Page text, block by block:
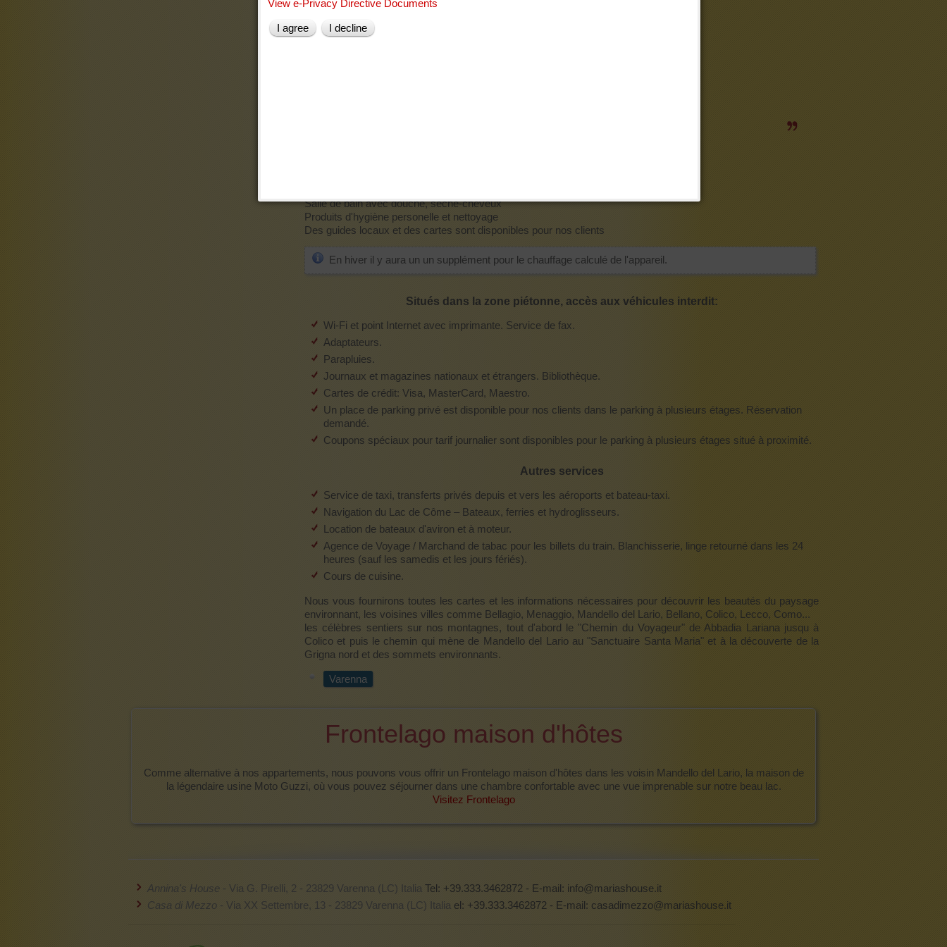
Four électrique - réfrigerateur - micro-ondes
Tv lcd sat
Lit double
Salle de bain avec douche, sèche-cheveux
Produits d'hygiène personelle et nettoyage
Des guides locaux et des cartes sont disponibles pour nos clients
En hiver il y aura un un supplément pour le chauffage calculé de l'appareil.
Situés dans la zone piétonne, accès aux véhicules interdit:
Wi-Fi et point Internet avec imprimante. Service de fax.
Adaptateurs.
Parapluies.
Journaux et magazines nationaux et étrangers. Bibliothèque.
Cartes de crédit: Visa, MasterCard, Maestro.
Un place de parking privé est disponible pour nos clients dans le parking à plusieurs étages. Réservation
demandé.
Coupons spéciaux pour tarif journalier sont disponibles pour le parking à plusieurs étages situé à proximité.
Autres services
Service de taxi, transferts privés depuis et vers les aéroports et bateau-taxi.
Navigation du Lac de Côme – Bateaux, ferries et hydroglisseurs.
Location de bateaux d'aviron et à moteur.
Agence de Voyage / Marchand de tabac pour les billets du train. Blanchisserie, linge retourné dans les 24
heures (sauf les samedis et les jours fériés).
Cours de cuisine.
Nous vous fournirons toutes les cartes et les informations nécessaires pour découvrir les beautés du paysage
environnant, les voisines villes comme Bellagio, Menaggio, Mandello del Lario, Bellano, Colico, Lecco, Como...
les célèbres sentiers sur nos montagnes, tout d'abord le "Chemin du Voyageur" de Abbadia Lariana jusqu à
Colico et puis le chemin qui mène de Mandello del Lario au "Sanctuaire Santa Maria" et à la découverte de la
Grigna nord et des sommets environnants.
Varenna
Frontelago maison d'hôtes
Comme alternative à nos appartements, nous pouvons vous offrir un Frontelago maison d'hôtes dans les voisin Mandello del Lario, la maison de
la légendaire usine Moto Guzzi, où vous pouvez séjourner dans une chambre confortable avec une vue imprenable sur notre beau lac.
Visitez Frontelago
Annina's House - Via G. Pirelli, 2 - 23829 Varenna (LC) Italia Tel: +39.333.3462872 - E-mail: info@mariashouse.it
Casa di Mezzo - Via XX Settembre, 13 - 23829 Varenna (LC) Italia el: +39.333.3462872 - E-mail: casadimezzo@mariashouse.it
View e-Privacy Directive Documents
I agree I decline